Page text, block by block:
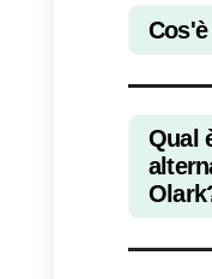
solo
Come